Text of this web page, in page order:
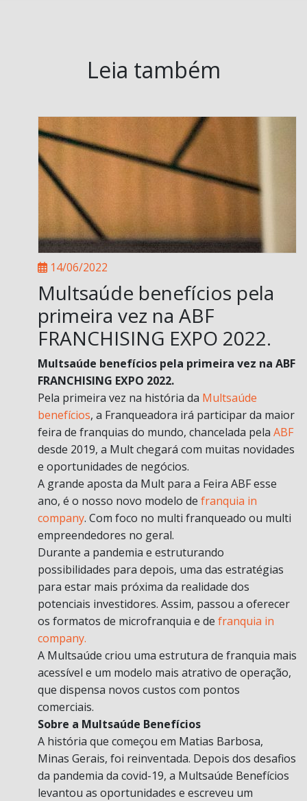
Leia também
14/06/2022
Multsaúde benefícios pela
primeira vez na ABF
FRANCHISING EXPO 2022.
Multsaúde benefícios pela primeira vez na ABF
FRANCHISING EXPO 2022.
Pela primeira vez na história da Multsaúde
benefícios, a Franqueadora irá participar da maior
feira de franquias do mundo, chancelada pela ABF
desde 2019, a Mult chegará com muitas novidades
e oportunidades de negócios.
A grande aposta da Mult para a Feira ABF esse
ano, é o nosso novo modelo de franquia in
company. Com foco no multi franqueado ou multi
empreendedores no geral.
Durante a pandemia e estruturando
possibilidades para depois, uma das estratégias
para estar mais próxima da realidade dos
potenciais investidores. Assim, passou a oferecer
os formatos de microfranquia e de franquia in
company.
A Multsaúde criou uma estrutura de franquia mais
acessível e um modelo mais atrativo de operação,
que dispensa novos custos com pontos
comerciais.
Sobre a Multsaúde Benefícios
A história que começou em Matias Barbosa,
Minas Gerais, foi reinventada. Depois dos desafios
da pandemia da covid-19, a Multsaúde Benefícios
levantou as oportunidades e escreveu um